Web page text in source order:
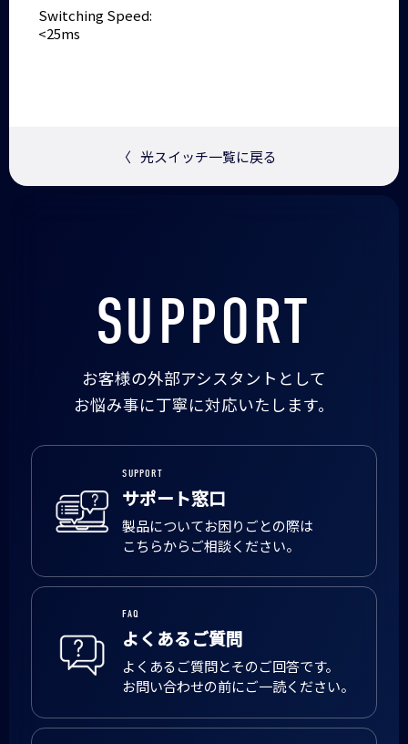
Switching Speed:
<25ms
〈 光スイッチ一覧に戻る
SUPPORT
お客様の外部アシスタントとして
お悩み事に丁寧に対応いたします。
SUPPORT
サポート窓口
製品についてお困りごとの際は
こちらからご相談ください。
FAQ
よくあるご質問
よくあるご質問とそのご回答です。
お問い合わせの前にご一読ください。